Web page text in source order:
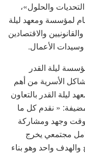
والحلول»،
لمؤسسة ومعهد ليلة
والاقتصادين
الأعمال.
ليلة القدر
الأسرية من أهم
ليلة القدر بالتعاون
« نقدم كل ما
وجهد ومشاركة
مجتمعي يخرج
واحد وهو بناء